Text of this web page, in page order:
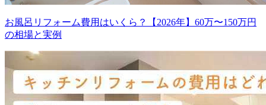
お風呂リフォーム費用はいくら？【2026年】60万〜150万円
の相場と実例